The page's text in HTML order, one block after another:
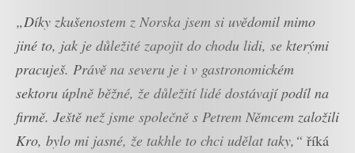
„Díky zkušenostem z Norska jsem si uvědomil mimo
jiné to, jak je důležité zapojit do chodu lidi, se kterými
pracuješ. Právě na severu je i v gastronomickém
sektoru úplně běžné, že důležití lidé dostávají podíl na
firmě. Ještě než jsme společně s Petrem Němcem založili
Kro, bylo mi jasné, že takhle to chci udělat taky,“ říká